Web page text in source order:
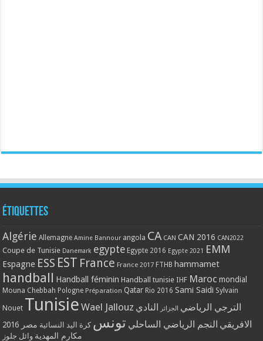
Étiquettes
Algérie Allemagne Amine Bannour angola CA CAN CAN 2016 CAN2022
Coupe de Tunisie Danemark egypte Egypte 2016 Egypte 2021 EMM
Espagne ESS EST France France 2017 FTHB hammamet
handball Handball féminin Handball tunisie IHF Maroc mondial
Mouna Chebbah Pologne Préparation Qatar Rio 2016 Sami Saidi Sylvain
Nouet Tunisie Wael Jallouz الترجي الرياضي الجزائر النادي
الافريقي النجم الرياضي الساحلي تونس كرة اليد النسائية مصر 2016
مكارم المهدية وائل جلوز